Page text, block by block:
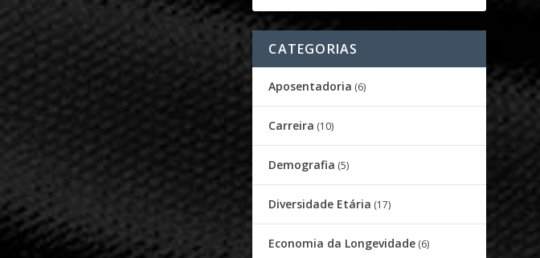
CATEGORIAS
Aposentadoria (6)
Carreira (10)
Demografia (5)
Diversidade Etária (17)
Economia da Longevidade (6)